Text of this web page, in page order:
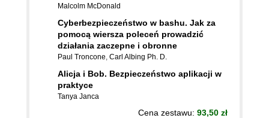
Malcolm McDonald
Cyberbezpieczeństwo w bashu. Jak za
pomocą wiersza poleceń prowadzić
działania zaczepne i obronne
Paul Troncone, Carl Albing Ph. D.
Alicja i Bob. Bezpieczeństwo aplikacji w
praktyce
Tanya Janca
Cena zestawu: 93,50 zł